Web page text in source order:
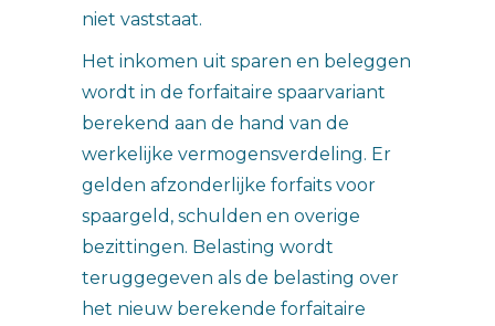
niet vaststaat.
Het inkomen uit sparen en beleggen
wordt in de forfaitaire spaarvariant
berekend aan de hand van de
werkelijke vermogensverdeling. Er
gelden afzonderlijke forfaits voor
spaargeld, schulden en overige
bezittingen. Belasting wordt
teruggegeven als de belasting over
het nieuw berekende forfaitaire